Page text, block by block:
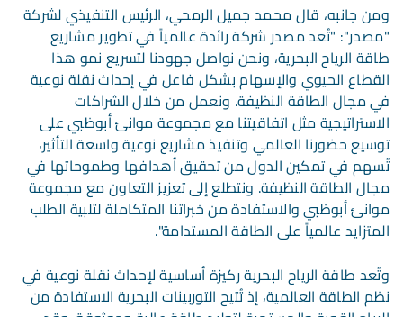
ومن جانبه، قال محمد جميل الرمحي، الرئيس التنفيذي لشركة
"مصدر": "تُعد مصدر شركة رائدة عالمياً في تطوير مشاريع
طاقة الرياح البحرية، ونحن نواصل جهودنا لتسريع نمو هذا
القطاع الحيوي والإسهام بشكل فاعل في إحداث نقلة نوعية
في مجال الطاقة النظيفة. ونعمل من خلال الشراكات
الاستراتيجية مثل اتفاقيتنا مع مجموعة موانئ أبوظبي على
توسيع حضورنا العالمي وتنفيذ مشاريع نوعية واسعة التأثير،
تُسهم في تمكين الدول من تحقيق أهدافها وطموحاتها في
مجال الطاقة النظيفة. ونتطلع إلى تعزيز التعاون مع مجموعة
موانئ أبوظبي والاستفادة من خبراتنا المتكاملة لتلبية الطلب
المتزايد عالمياً على الطاقة المستدامة".
وتُعد طاقة الرياح البحرية ركيزة أساسية لإحداث نقلة نوعية في
نظم الطاقة العالمية، إذ تُتيح التوربينات البحرية الاستفادة من